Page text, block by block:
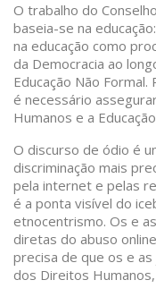
O trabalho do
baseia-se na
na educação como
da Democracia ao
Educação Não
é necessário
Humanos e a
O discurso de ódio é
discriminação mais
pela internet e pelas
é a ponta visível do
etnocentrismo. Os e
diretas do abuso
precisa de que os e
dos Direitos